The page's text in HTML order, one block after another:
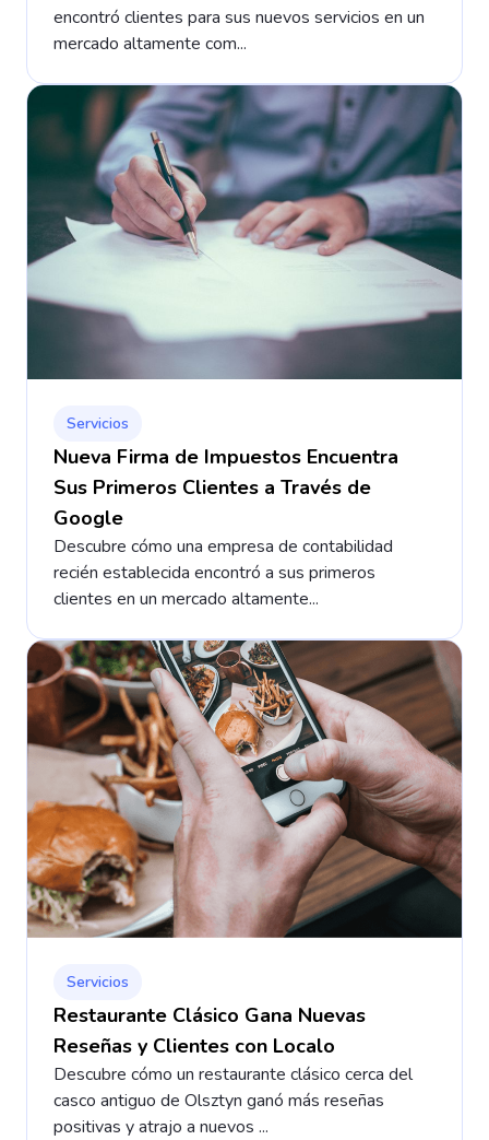
encontró clientes para sus nuevos servicios en un
mercado altamente com...
Servicios
Nueva Firma de Impuestos Encuentra
Sus Primeros Clientes a Través de
Google
Descubre cómo una empresa de contabilidad
recién establecida encontró a sus primeros
clientes en un mercado altamente...
Servicios
Restaurante Clásico Gana Nuevas
Reseñas y Clientes con Localo
Descubre cómo un restaurante clásico cerca del
casco antiguo de Olsztyn ganó más reseñas
positivas y atrajo a nuevos ...